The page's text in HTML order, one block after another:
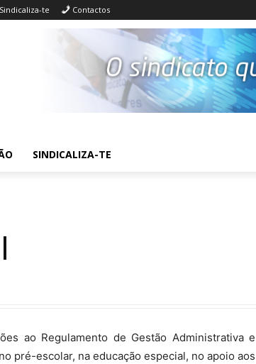
Sindicaliza-te Contactos
SINDICALIZA-TE
ao Regulamento de Gestão Administrativa e
pré-escolar, na educação especial, no apoio aos